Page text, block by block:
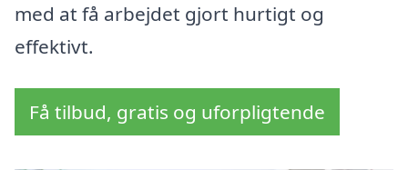
med at få arbejdet gjort hurtigt og
effektivt.
Få tilbud, gratis og uforpligtende